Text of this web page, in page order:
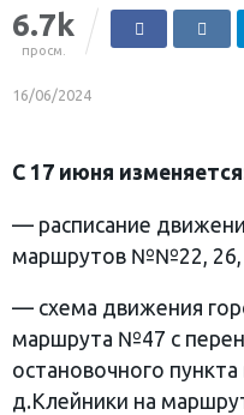
6.7k
просм.
16/06/2024
С 17 июня
— расписание
маршрутов №№22, 26,
— схема движения
маршрута №47 с
остановочного
д.Клейники на